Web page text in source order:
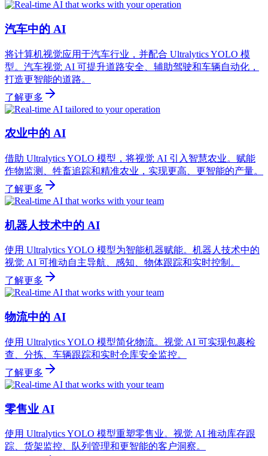
汽车中的 AI
将计算机视觉应用于汽车行业，并配合 Ultralytics YOLO 模
型。汽车视觉 AI 可提升道路安全、辅助驾驶和车辆自动化，
打造更智能的道路。
了解更多
农业中的 AI
借助 Ultralytics YOLO 模型，将视觉 AI 引入智慧农业。赋能
作物监测、牲畜追踪和精准农业，实现更高、更智能的产量。
了解更多
机器人技术中的 AI
使用 Ultralytics YOLO 模型为智能机器赋能。机器人技术中的
视觉 AI 可推动自主导航、感知、物体跟踪和实时控制。
了解更多
物流中的 AI
使用 Ultralytics YOLO 模型简化物流。视觉 AI 可实现包裹检
查、分拣、车辆跟踪和实时仓库安全监控。
了解更多
零售业 AI
使用 Ultralytics YOLO 模型重塑零售业。视觉 AI 推动库存跟
踪、货架监控、队列管理和更智能的客户洞察。